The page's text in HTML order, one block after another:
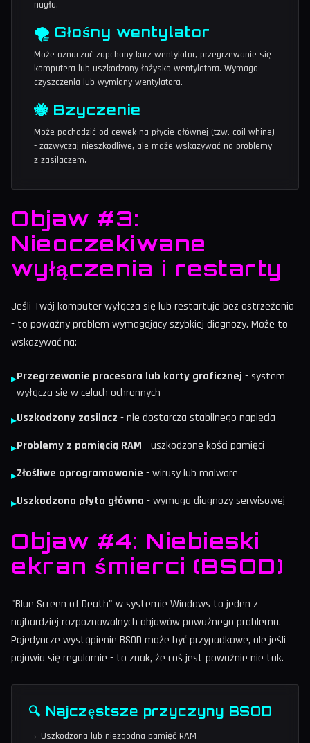
nagła.
🌪️ Głośny wentylator
Może oznaczać zapchany kurz wentylator, przegrzewanie się
komputera lub uszkodzony łożysko wentylatora. Wymaga
czyszczenia lub wymiany wentylatora.
🐝 Bzyczenie
Może pochodzić od cewek na płycie głównej (tzw. coil whine)
- zazwyczaj nieszkodliwe, ale może wskazywać na problemy
z zasilaczem.
Objaw #3:
Nieoczekiwane
wyłączenia i restarty
Jeśli Twój komputer wyłącza się lub restartuje bez ostrzeżenia
- to poważny problem wymagający szybkiej diagnozy. Może to
wskazywać na:
▸Przegrzewanie procesora lub karty graficznej - system
wyłącza się w celach ochronnych
▸Uszkodzony zasilacz - nie dostarcza stabilnego napięcia
▸Problemy z pamięcią RAM - uszkodzone kości pamięci
▸Złośliwe oprogramowanie - wirusy lub malware
▸Uszkodzona płyta główna - wymaga diagnozy serwisowej
Objaw #4: Niebieski
ekran śmierci (BSOD)
"Blue Screen of Death" w systemie Windows to jeden z
najbardziej rozpoznawalnych objawów poważnego problemu.
Pojedyncze wystąpienie BSOD może być przypadkowe, ale jeśli
pojawia się regularnie - to znak, że coś jest poważnie nie tak.
🔍 Najczęstsze przyczyny BSOD
→ Uszkodzona lub niezgodna pamięć RAM